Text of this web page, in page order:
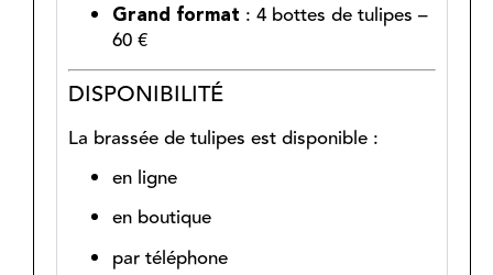
Grand format : 4 bottes de tulipes –
60 €
DISPONIBILITÉ
La brassée de tulipes est disponible :
en ligne
en boutique
par téléphone